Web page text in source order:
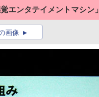
エンタテイメントマシン」
画像